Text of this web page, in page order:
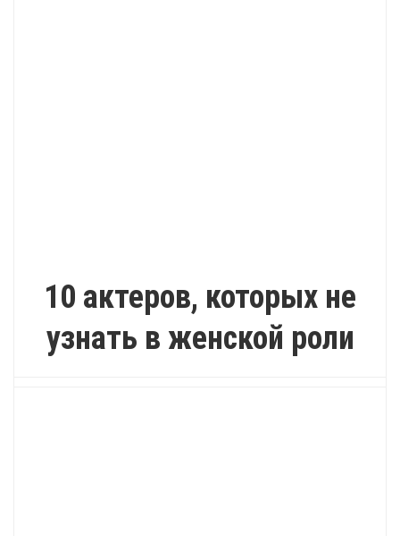
10 актеров, которых не
узнать в женской роли